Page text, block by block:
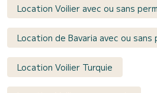
Location Voilier avec ou sans
Location de Bavaria avec ou sans
Location Voilier Turquie